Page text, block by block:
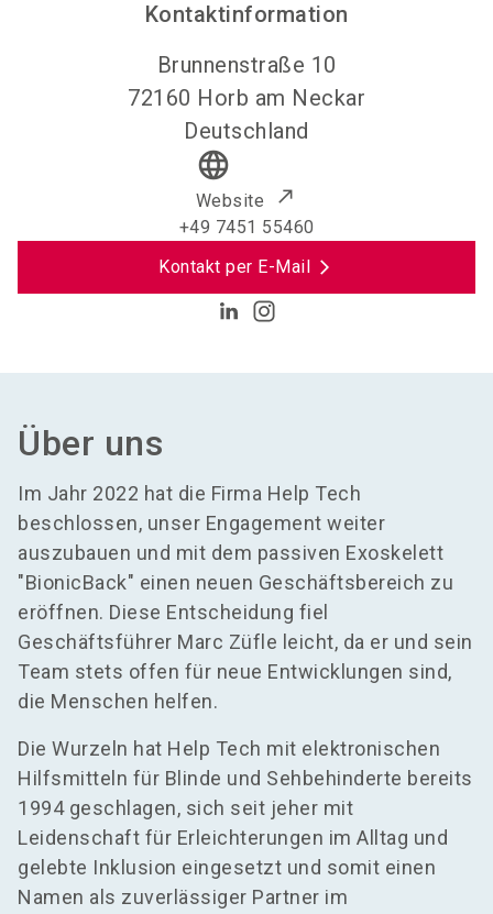
Kontaktinformation
Brunnenstraße 10
72160 Horb am Neckar
Deutschland
language
Website
+49 7451 55460
Kontakt per E-Mail
Über uns
Im Jahr 2022 hat die Firma Help Tech
beschlossen, unser Engagement weiter
auszubauen und mit dem passiven Exoskelett
"BionicBack" einen neuen Geschäftsbereich zu
eröffnen. Diese Entscheidung fiel
Geschäftsführer Marc Züfle leicht, da er und sein
Team stets offen für neue Entwicklungen sind,
die Menschen helfen.
Die Wurzeln hat Help Tech mit elektronischen
Hilfsmitteln für Blinde und Sehbehinderte bereits
1994 geschlagen, sich seit jeher mit
Leidenschaft für Erleichterungen im Alltag und
gelebte Inklusion eingesetzt und somit einen
Namen als zuverlässiger Partner im